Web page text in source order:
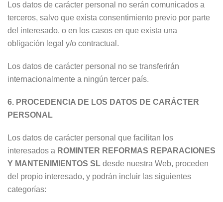
Los datos de carácter personal no serán comunicados a
terceros, salvo que exista consentimiento previo por parte
del interesado, o en los casos en que exista una
obligación legal y/o contractual.
Los datos de carácter personal no se transferirán
internacionalmente a ningún tercer país.
6. PROCEDENCIA DE LOS DATOS DE CARÁCTER
PERSONAL
Los datos de carácter personal que facilitan los
interesados a ROMINTER REFORMAS REPARACIONES
Y MANTENIMIENTOS SL desde nuestra Web, proceden
del propio interesado, y podrán incluir las siguientes
categorías: